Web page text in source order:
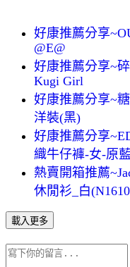
好康推薦分享
@E@
好康推薦分享~
Kugi Girl
好康推薦分享~
洋裝(黑)
好康推薦分享
織牛仔褲-女-原
熱賣開箱推薦
休閒衫_白
載入更多